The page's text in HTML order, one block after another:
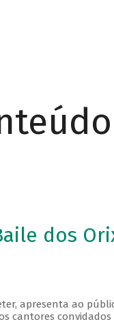
dos
apresenta ao
cantores